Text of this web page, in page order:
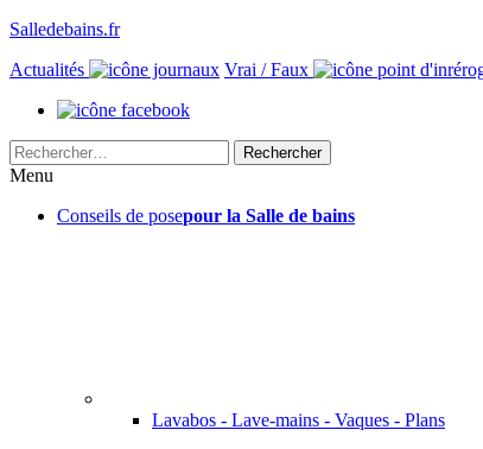
Salledebains.fr
Actualités
Vrai / Faux
Rechercher :
Menu
Conseils de posepour la Salle de bains
Lavabos - Lave-mains - Vaques - Plans